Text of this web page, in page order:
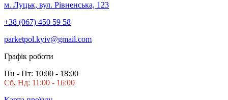
м. Луцьк, вул. Рівненська, 123
+38 (067) 450 59 58
parketpol.kyiv@gmail.com
Графік роботи
Пн - Пт: 10:00 - 18:00
Сб, Нд: 11:00 - 16:00